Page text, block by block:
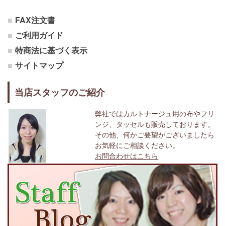
FAX注文書
ご利用ガイド
特商法に基づく表示
サイトマップ
当店スタッフのご紹介
弊社ではカルトナージュ用の布やフリ
ンジ、タッセルも販売しております。
その他、何かご要望がございましたら
お気軽にご相談ください。
お問合わせはこちら